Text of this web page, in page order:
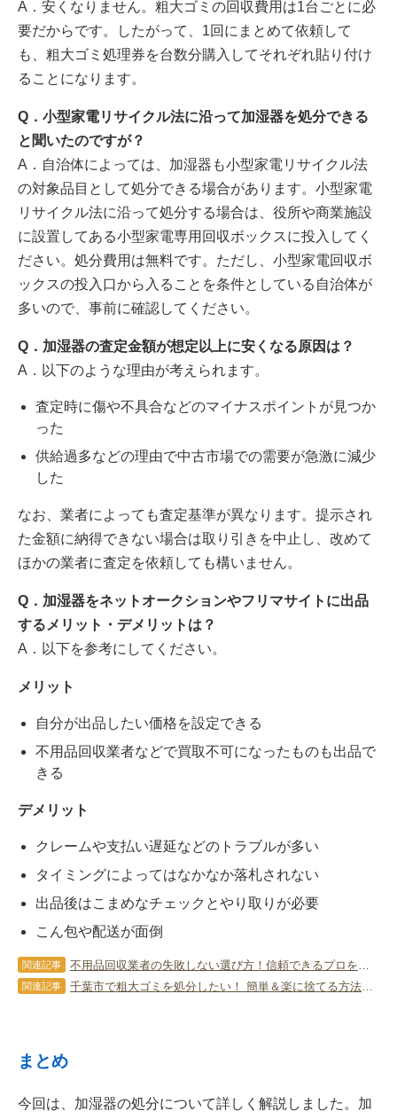
A．安くなりません。粗大ゴミの回収費用は1台ごとに必
要だからです。したがって、1回にまとめて依頼して
も、粗大ゴミ処理券を台数分購入してそれぞれ貼り付け
ることになります。
Q．小型家電リサイクル法に沿って加湿器を処分できる
と聞いたのですが？
A．自治体によっては、加湿器も小型家電リサイクル法
の対象品目として処分できる場合があります。小型家電
リサイクル法に沿って処分する場合は、役所や商業施設
に設置してある小型家電専用回収ボックスに投入してく
ださい。処分費用は無料です。ただし、小型家電回収ボ
ックスの投入口から入ることを条件としている自治体が
多いので、事前に確認してください。
Q．加湿器の査定金額が想定以上に安くなる原因は？
A．以下のような理由が考えられます。
査定時に傷や不具合などのマイナスポイントが見つか
った
供給過多などの理由で中古市場での需要が急激に減少
した
なお、業者によっても査定基準が異なります。提示され
た金額に納得できない場合は取り引きを中止し、改めて
ほかの業者に査定を依頼しても構いません。
Q．加湿器をネットオークションやフリマサイトに出品
するメリット・デメリットは？
A．以下を参考にしてください。
メリット
自分が出品したい価格を設定できる
不用品回収業者などで買取不可になったものも出品で
きる
デメリット
クレームや支払い遅延などのトラブルが多い
タイミングによってはなかなか落札されない
出品後はこまめなチェックとやり取りが必要
こん包や配送が面倒
関連記事 不用品回収業者の失敗しない選び方！信頼できるプロを見極めるポイント
関連記事 千葉市で粗大ゴミを処分したい！ 簡単＆楽に捨てる方法とコツを解説！
まとめ
今回は、加湿器の処分について詳しく解説しました。加